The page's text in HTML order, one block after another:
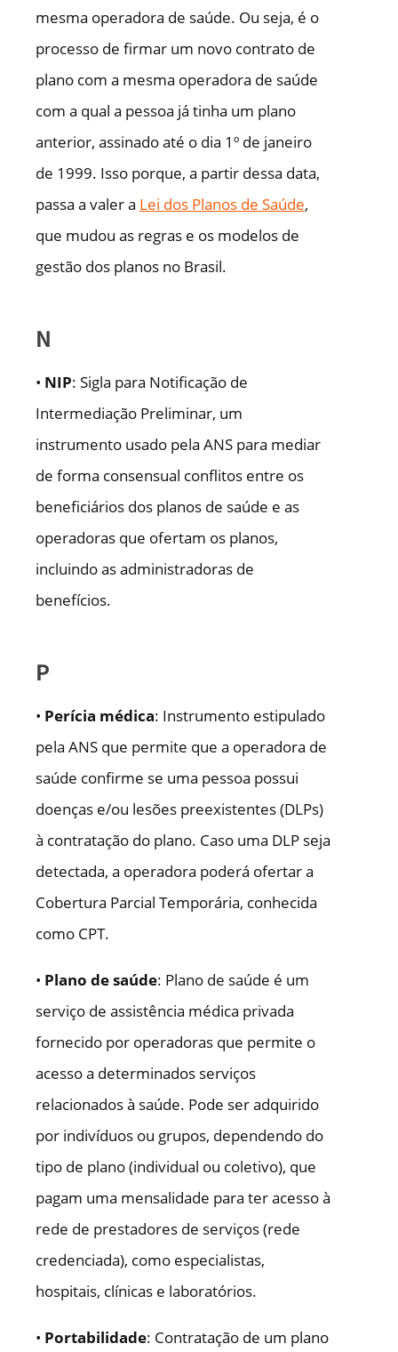
mesma operadora de saúde. Ou seja, é o
processo de firmar um novo contrato de
plano com a mesma operadora de saúde
com a qual a pessoa já tinha um plano
anterior, assinado até o dia 1º de janeiro
de 1999. Isso porque, a partir dessa data,
passa a valer a Lei dos Planos de Saúde,
que mudou as regras e os modelos de
gestão dos planos no Brasil.
N
• NIP: Sigla para Notificação de
Intermediação Preliminar, um
instrumento usado pela ANS para mediar
de forma consensual conflitos entre os
beneficiários dos planos de saúde e as
operadoras que ofertam os planos,
incluindo as administradoras de
benefícios.
P
• Perícia médica: Instrumento estipulado
pela ANS que permite que a operadora de
saúde confirme se uma pessoa possui
doenças e/ou lesões preexistentes (DLPs)
à contratação do plano. Caso uma DLP seja
detectada, a operadora poderá ofertar a
Cobertura Parcial Temporária, conhecida
como CPT.
• Plano de saúde: Plano de saúde é um
serviço de assistência médica privada
fornecido por operadoras que permite o
acesso a determinados serviços
relacionados à saúde. Pode ser adquirido
por indivíduos ou grupos, dependendo do
tipo de plano (individual ou coletivo), que
pagam uma mensalidade para ter acesso à
rede de prestadores de serviços (rede
credenciada), como especialistas,
hospitais, clínicas e laboratórios.
• Portabilidade: Contratação de um plano